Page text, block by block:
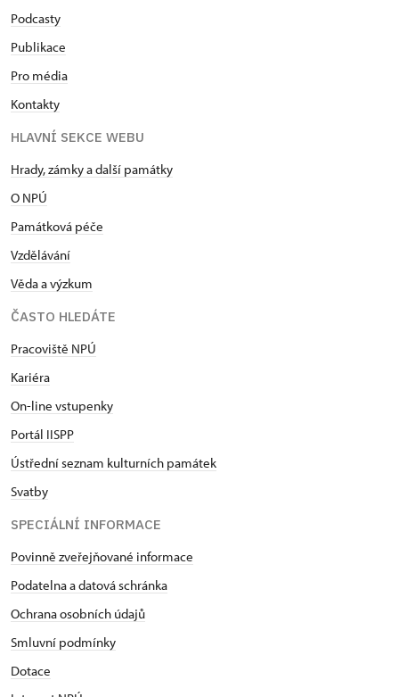
Podcasty
Publikace
Pro média
Kontakty
HLAVNÍ SEKCE WEBU
Hrady, zámky a další památky
O NPÚ
Památková péče
Vzdělávání
Věda a výzkum
ČASTO HLEDÁTE
Pracoviště NPÚ
Kariéra
On-line vstupenky
Portál IISPP
Ústřední seznam kulturních památek
Svatby
SPECIÁLNÍ INFORMACE
Povinně zveřejňované informace
Podatelna a datová schránka
Ochrana osobních údajů
Smluvní podmínky
Dotace